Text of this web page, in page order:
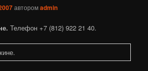
авторомadmin
Телефон +7 (812) 922 21 40.